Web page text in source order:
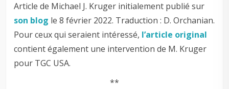
Article de Michael J. Kruger initialement publié sur
son blog le 8 février 2022. Traduction : D. Orchanian.
Pour ceux qui seraient intéressé, l’article original
contient également une intervention de M. Kruger
pour TGC USA.
**